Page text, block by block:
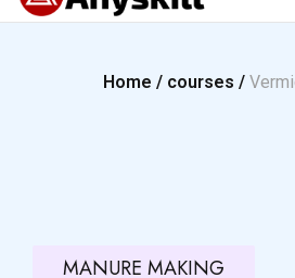
Home / courses /
MANURE MAKING